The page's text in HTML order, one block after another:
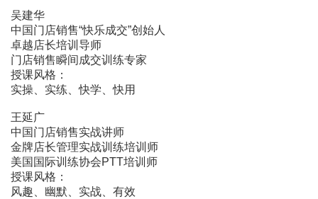
吴建华
中国门店销售“快乐成交”创始人
卓越店长培训导师
门店销售瞬间成交训练专家
授课风格：
实操、实练、快学、快用
王延广
中国门店销售实战讲师
金牌店长管理实战训练培训师
美国国际训练协会PTT培训师
授课风格：
风趣、幽默、实战、有效